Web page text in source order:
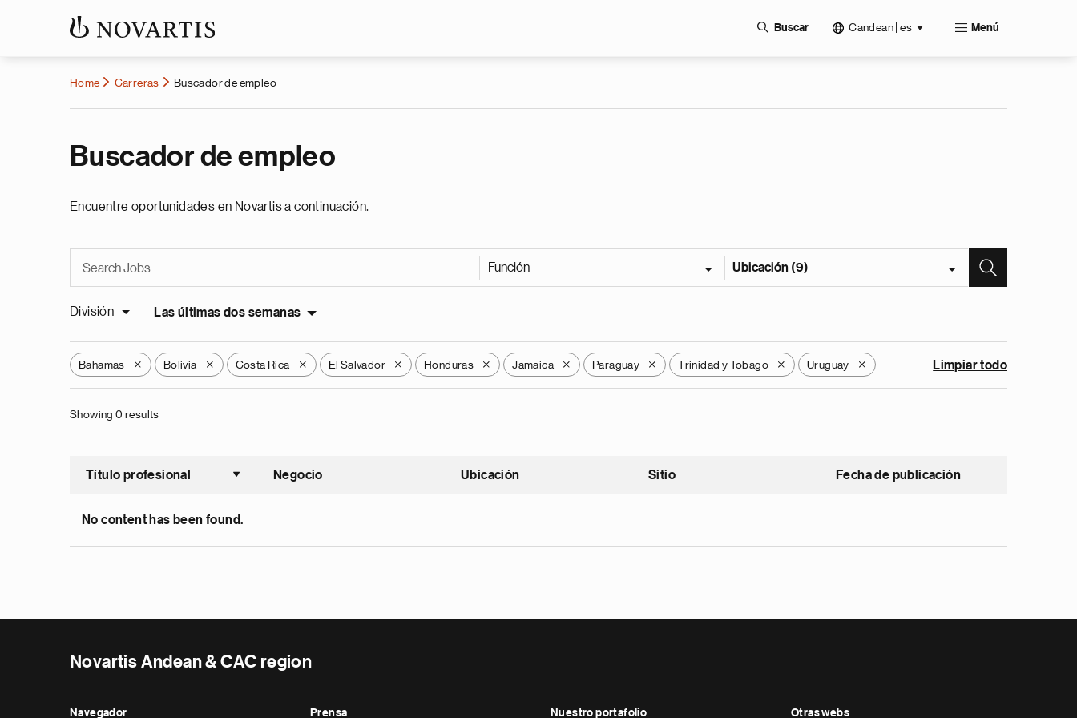
Buscar Candean | es Menú
Home Carreras Buscador de empleo
Buscador de empleo
Encuentre oportunidades en Novartis a continuación.
Función Ubicación (9)
División Las últimas dos semanas
Bahamas X Bolivia X Costa Rica X El Salvador X Honduras X Jamaica X Paraguay X Trinidad y Tobago X Uruguay X Limpiar todo
Showing 0 results
Título profesional
Ordenar ascendente
Negocio Ubicación Sitio Fecha de publicación
No content has been found.
Novartis Andean & CAC region
Navegador Prensa Nuestro portafolio Otras webs